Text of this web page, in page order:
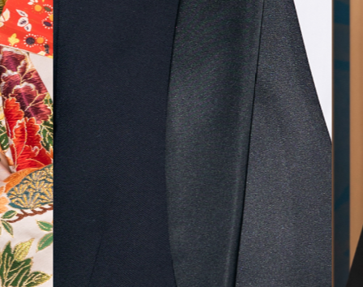
無料相談予約
来店・オンライン
に入
最後
た！